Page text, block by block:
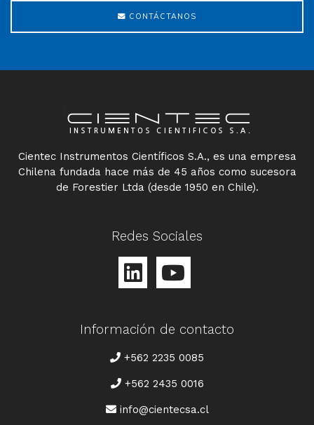
CONTÁCTANOS
Cientec Instrumentos Científicos S.A., es una empresa
Chilena fundada hace más de 45 años como sucesora
de Forestier Ltda (desde 1950 en Chile).
Redes Sociales
Información de contacto
TELÉFONO
+562 2235 0085
+562 2435 0016
CORREO
info@cientecsa.cl